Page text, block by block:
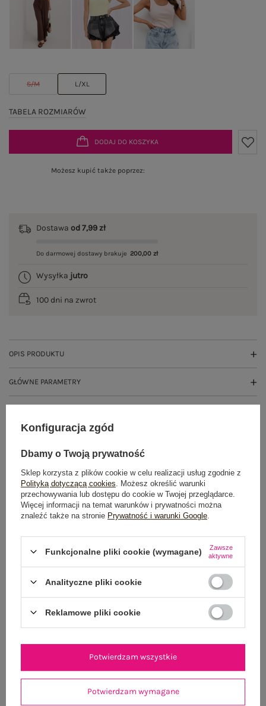
S/M L/XL
TABELA ROZMIARÓW
DODAJ DO KOSZYKA
Możesz kupić także poprzez:
Dostawa od 7,99 zł
Do darmowej dostawy brakuje 200,00 zł
Wysyłka jutro
100 dni na zwrot
OPIS PRODUKTU
GŁÓWNE PARAMETRY
PRODUKTY ZE STYLIZACJI
Konfiguracja zgód
Dbamy o Twoją prywatność
Sklep korzysta z plików cookie w celu realizacji usług zgodnie z
Polityką dotyczącą cookies . Możesz określić warunki
przechowywania lub dostępu do cookie w Twojej przeglądarce.
Więcej informacji na temat warunków i prywatności można
znaleźć także na stronie Prywatność i warunki Google
Funkcjonalne pliki cookie (wymagane)
Zawsze
aktywne
Analityczne pliki cookie
Reklamowe pliki cookie
Potwierdzam wymagane
Potwierdzam wszystkie